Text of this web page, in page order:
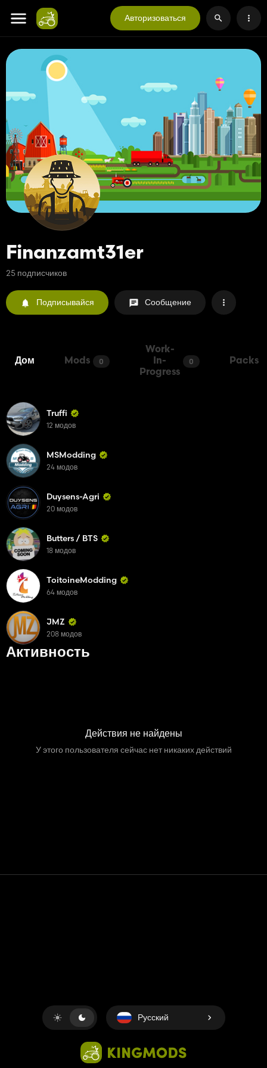
Авторизоваться
Finanzamt31er
25 подписчиков
Подписывайся Сообщение
Дом Mods 0
Work-
In-
Progress
0 Packs
Активность
Действия не найдены
У этого пользователя сейчас нет никаких действий
Truffi
12 модов
MSModding
24 модов
Duysens-Agri
20 модов
Butters / BTS
18 модов
ToitoineModding
64 модов
JMZ
208 модов
Русский